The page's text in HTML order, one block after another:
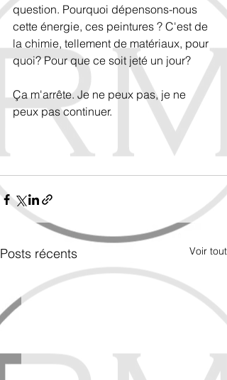
question. Pourquoi dépensons-nous
cette énergie, ces peintures ? C'est de
la chimie, tellement de matériaux, pour
quoi? Pour que ce soit jeté un jour?
Ça m'arrête. Je ne peux pas, je ne
peux pas continuer.
Posts récents Voir tout